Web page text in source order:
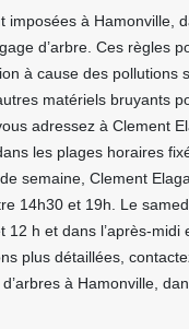
imposées à Hamonville,
d’arbre. Ces règles
à cause des pollutions
matériels bruyants
adressez à Clement
les plages horaires
semaine, Clement
14h30 et 19h. Le
12 h et dans l’après-midi
plus détaillées,
à Hamonville,